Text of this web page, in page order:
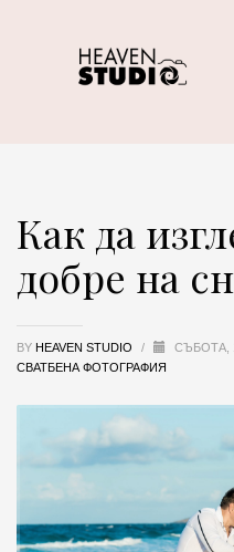
Как да
добре на
BY HEAVEN STUDIO / СЪБОТА,
СВАТБЕНА ФОТОГРАФИЯ